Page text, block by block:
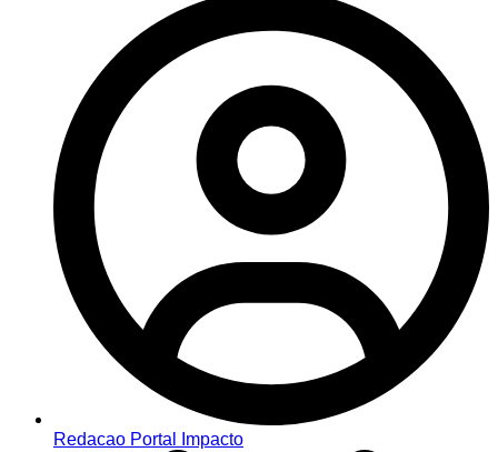
Redacao Portal Impacto